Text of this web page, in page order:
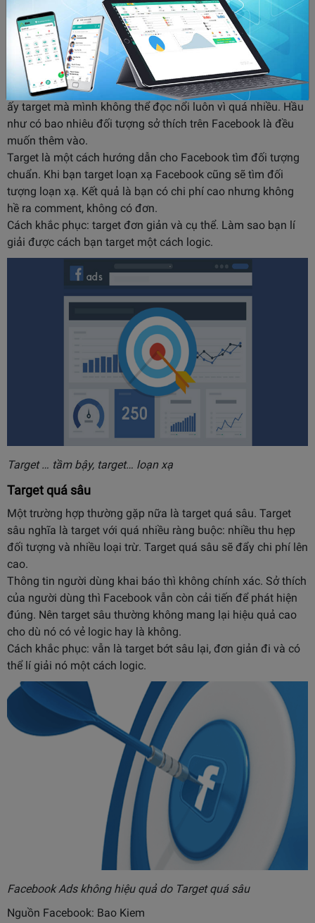
Target … tầm bậy, target… loạn xạ
Mình phát hiện điều này khi kiểm tra target trên tài khoản
của các học viên. Thường là rơi vào trường hợp target đến
quá nhiều loại đối tượng. Thậm chí có những đối tượng
không liên quan. Nhìn danh sách những đối tượng các bạn
ấy target mà mình không thể đọc nổi luôn vì quá nhiều. Hầu
như có bao nhiêu đối tượng sở thích trên Facebook là đều
muốn thêm vào.
Target là một cách hướng dẫn cho Facebook tìm đối tượng
chuẩn. Khi bạn target loạn xạ Facebook cũng sẽ tìm đối
tượng loạn xạ. Kết quả là bạn có chi phí cao nhưng không
hề ra comment, không có đơn.
Cách khắc phục: target đơn giản và cụ thể. Làm sao bạn lí
giải được cách bạn target một cách logic.
Target … tầm bậy, target… loạn xạ
Target quá sâu
Một trường hợp thường gặp nữa là target quá sâu. Target
sâu nghĩa là target với quá nhiều ràng buộc: nhiều thu hẹp
đối tượng và nhiều loại trừ. Target quá sâu sẽ đẩy chi phí lên
cao.
Thông tin người dùng khai báo thì không chính xác. Sở thích
của người dùng thì Facebook vẫn còn cải tiến để phát hiện
đúng. Nên target sâu thường không mang lại hiệu quả cao
cho dù nó có vẻ logic hay là không.
Cách khắc phục: vẫn là target bớt sâu lại, đơn giản đi và có
thể lí giải nó một cách logic.
Facebook Ads không hiệu quả do Target quá sâu
Nguồn Facebook: Bao Kiem